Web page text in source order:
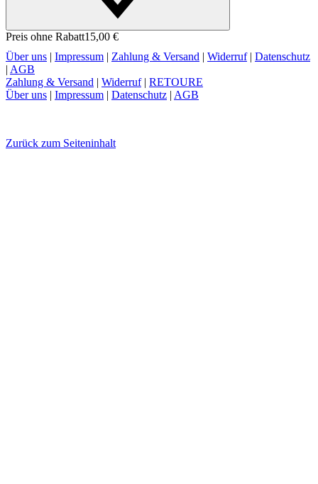
Preis ohne Rabatt15,00 €
Über uns | Impressum | Zahlung & Versand | Widerruf| Datenschutz
| AGB
Zahlung & Versand | Widerruf | RETOURE
Über uns | Impressum | Datenschutz | AGB
Zurück zum Seiteninhalt